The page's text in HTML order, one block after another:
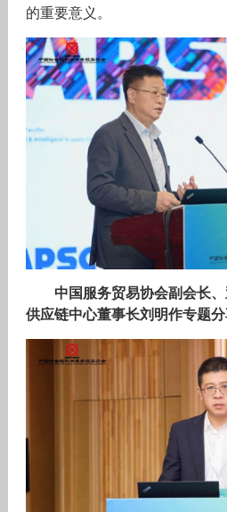
的重要意义。
中国服务贸易协会副会长
供应链中心董事长刘明作专题